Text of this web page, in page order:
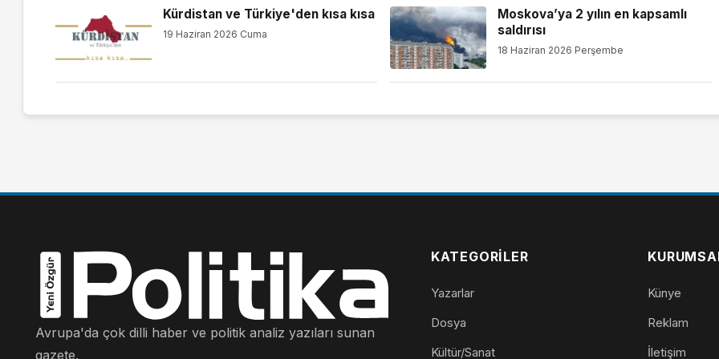
Kürdistan ve Türkiye'den kısa kısa
19 Haziran 2026 Cuma
Moskova’ya 2 yılın en kapsamlı
saldırısı
18 Haziran 2026 Perşembe
Avrupa'da çok dilli haber ve politik analiz yazıları sunan
gazete.
KATEGORILER
Yazarlar
Dosya
Kültür/Sanat
Künye
Reklam
İletişim